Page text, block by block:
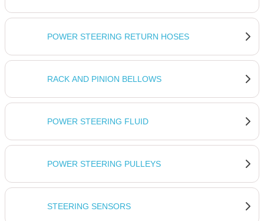
POWER STEERING RETURN HOSES
RACK AND PINION BELLOWS
POWER STEERING FLUID
POWER STEERING PULLEYS
STEERING SENSORS